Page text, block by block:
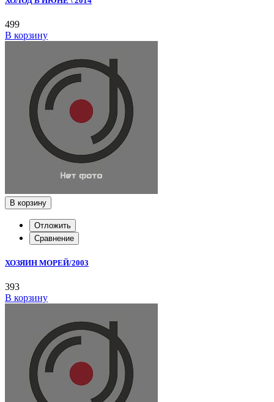
499
В корзину
В корзину
Отложить
Сравнение
ХОЗЯИН МОРЕЙ/2003
393
В корзину